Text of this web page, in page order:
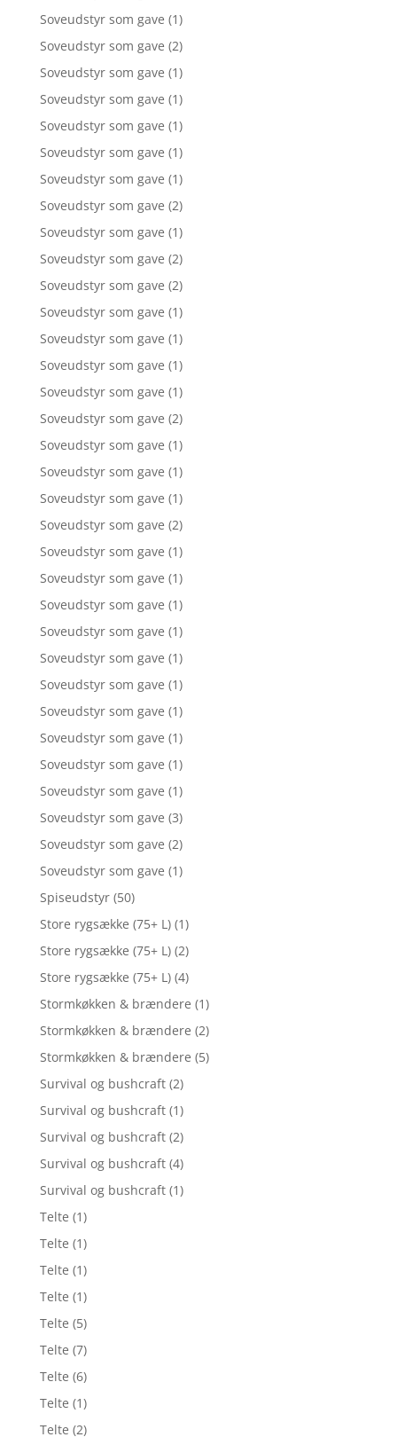
Soveudstyr som gave (1)
Soveudstyr som gave (2)
Soveudstyr som gave (1)
Soveudstyr som gave (1)
Soveudstyr som gave (1)
Soveudstyr som gave (1)
Soveudstyr som gave (1)
Soveudstyr som gave (2)
Soveudstyr som gave (1)
Soveudstyr som gave (2)
Soveudstyr som gave (2)
Soveudstyr som gave (1)
Soveudstyr som gave (1)
Soveudstyr som gave (1)
Soveudstyr som gave (1)
Soveudstyr som gave (2)
Soveudstyr som gave (1)
Soveudstyr som gave (1)
Soveudstyr som gave (1)
Soveudstyr som gave (2)
Soveudstyr som gave (1)
Soveudstyr som gave (1)
Soveudstyr som gave (1)
Soveudstyr som gave (1)
Soveudstyr som gave (1)
Soveudstyr som gave (1)
Soveudstyr som gave (1)
Soveudstyr som gave (1)
Soveudstyr som gave (1)
Soveudstyr som gave (1)
Soveudstyr som gave (3)
Soveudstyr som gave (2)
Soveudstyr som gave (1)
Spiseudstyr (50)
Store rygsække (75+ L) (1)
Store rygsække (75+ L) (2)
Store rygsække (75+ L) (4)
Stormkøkken & brændere (1)
Stormkøkken & brændere (2)
Stormkøkken & brændere (5)
Survival og bushcraft (2)
Survival og bushcraft (1)
Survival og bushcraft (2)
Survival og bushcraft (4)
Survival og bushcraft (1)
Telte (1)
Telte (1)
Telte (1)
Telte (1)
Telte (5)
Telte (7)
Telte (6)
Telte (1)
Telte (2)